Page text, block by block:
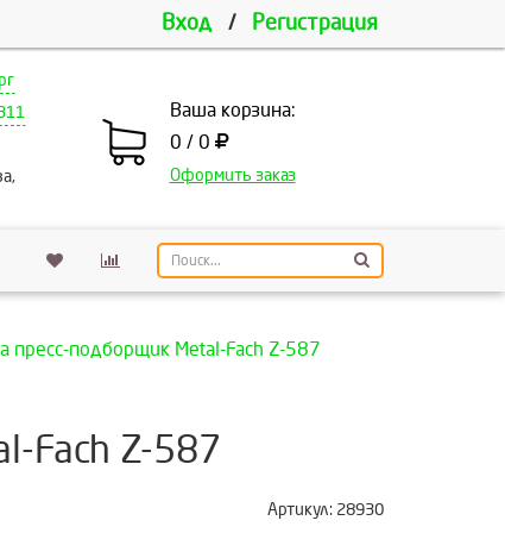
Вход / Регистрация
Ваша корзина:
0 / 0
Оформить заказ
пресс-подборщик Metal-Fach Z-587
Fach Z-587
Артикул: 28930